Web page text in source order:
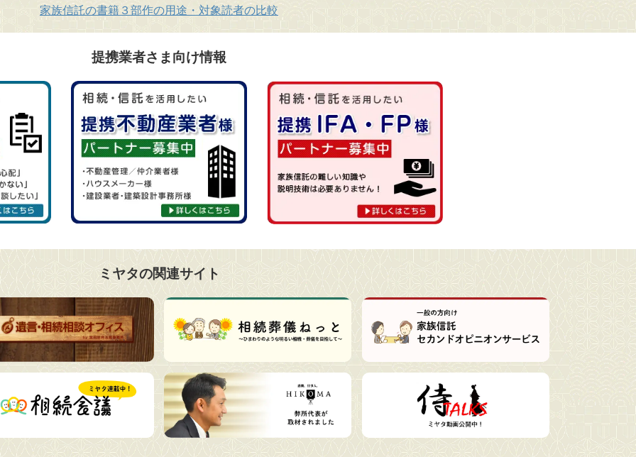
家族信託の書籍３部作の用途・対象読者の比較
提携業者さま向け情報
ミヤタの関連サイト